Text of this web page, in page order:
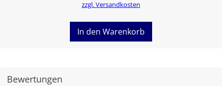
zzgl. Versandkosten
In den Warenkorb
Bewertungen